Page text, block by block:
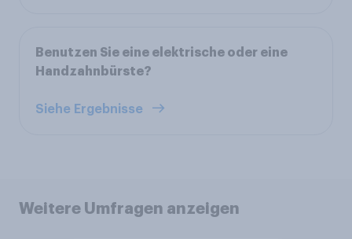
Benutzen Sie eine elektrische oder eine
Handzahnbürste?
Siehe Ergebnisse
Weitere Umfragen anzeigen